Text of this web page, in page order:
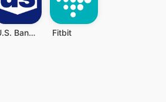
U.S. Bank Mobile Banking Fitbit